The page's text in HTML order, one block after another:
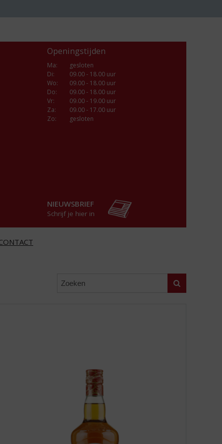
Openingstijden
Ma:
gesloten
Di:
09.00 - 18.00 uur
Wo:
09.00 - 18.00 uur
Do:
09.00 - 18.00 uur
Vr:
09.00 - 19.00 uur
Za:
09.00 - 17.00 uur
Zo:
gesloten
NIEUWSBRIEF
Schrijf je hier in
Zoeken